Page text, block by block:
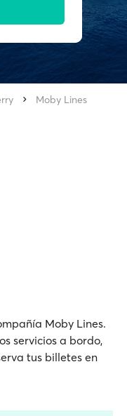
Moby Lines
Moby Lines.
servicios a bordo,
tus billetes en